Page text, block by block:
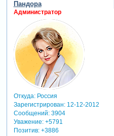
Пандора
Администратор
Откуда:Россия
Зарегистрирован: 12-12-2012
Сообщений:3904
Уважение: +5791
Позитив: +3886